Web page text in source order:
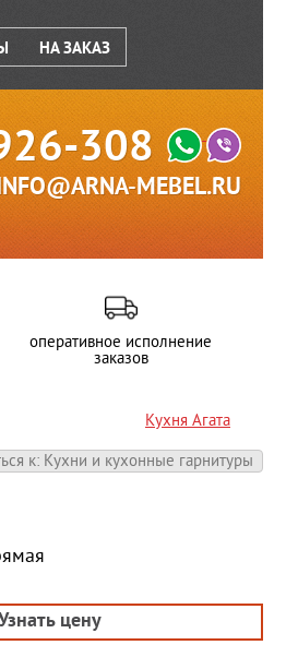
НА ЗАКАЗ
308
MEBEL.RU
оперативное исполнение
заказов
Кухня Агата
к: Кухни и кухонные гарнитуры
цену